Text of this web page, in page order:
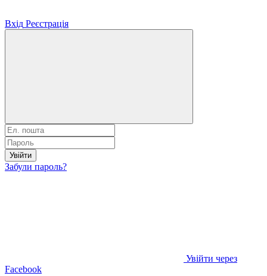
Вхід Реєстрація
Увійти
Забули пароль?
Увійти через
Facebook